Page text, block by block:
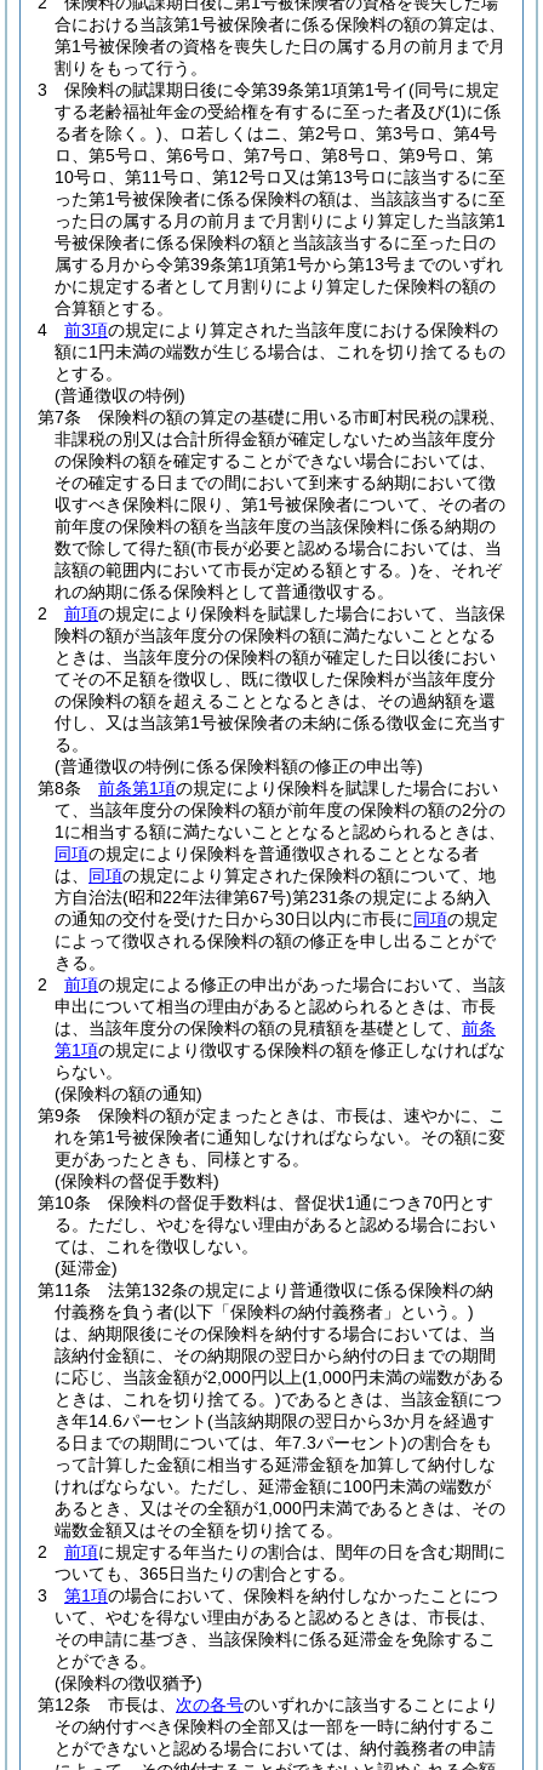
合における当該第1号被保険者に係る保険料の額の算定は、
第1号被保険者の資格を喪失した日の属する月の前月まで月
割りをもって行う。
3
保険料の賦課期日後に令第39条第1項第1号イ(同号に規定
する老齢福祉年金の受給権を有するに至った者及び(1)に係
る者を除く。) 、ロ若しくはニ、第2号ロ、第3号ロ、第4号
ロ、第5号ロ、第6号ロ、第7号ロ、第8号ロ、第9号ロ、第
10号ロ、第11号ロ、第12号ロ又は第13号ロに該当するに至
った第1号被保険者に係る保険料の額は、当該該当するに至
った日の属する月の前月まで月割りにより算定した当該第1
号被保険者に係る保険料の額と当該該当するに至った日の
属する月から令第39条第1項第1号から第13号までのいずれ
かに規定する者として月割りにより算定した保険料の額の
合算額とする。
4
前3項の規定により算定された当該年度における保険料の
額に1円未満の端数が生じる場合は、これを切り捨てるもの
とする。
(普通徴収の特例)
第7条
保険料の額の算定の基礎に用いる市町村民税の課税、
非課税の別又は合計所得金額が確定しないため当該年度分
の保険料の額を確定することができない場合においては、
その確定する日までの間において到来する納期において徴
収すべき保険料に限り、第1号被保険者について、その者の
前年度の保険料の額を当該年度の当該保険料に係る納期の
数で除して得た額(市長が必要と認める場合においては、当
該額の範囲内において市長が定める額とする。)を、それぞ
れの納期に係る保険料として普通徴収する。
2
前項の規定により保険料を賦課した場合において、当該保
険料の額が当該年度分の保険料の額に満たないこととなる
ときは、当該年度分の保険料の額が確定した日以後におい
てその不足額を徴収し、既に徴収した保険料が当該年度分
の保険料の額を超えることとなるときは、その過納額を還
付し、又は当該第1号被保険者の未納に係る徴収金に充当す
る。
(普通徴収の特例に係る保険料額の修正の申出等)
第8条
前条第1項の規定により保険料を賦課した場合におい
て、当該年度分の保険料の額が前年度の保険料の額の2分の
1に相当する額に満たないこととなると認められるときは、
同項の規定により保険料を普通徴収されることとなる者
は、 同項の規定により算定された保険料の額について、地
方自治法(昭和22年法律第67号)第231条の規定による納入
の通知の交付を受けた日から30日以内に市長に同項の規定
によって徴収される保険料の額の修正を申し出ることがで
きる。
2
前項の規定による修正の申出があった場合において、当該
申出について相当の理由があると認められるときは、市長
は、当該年度分の保険料の額の見積額を基礎として、 前条
第1項の規定により徴収する保険料の額を修正しなければな
らない。
(保険料の額の通知)
第9条
保険料の額が定まったときは、市長は、速やかに、こ
れを第1号被保険者に通知しなければならない。 その額に変
更があったときも、同様とする。
(保険料の督促手数料)
第10条
保険料の督促手数料は、督促状1通につき70円とす
る。 ただし、やむを得ない理由があると認める場合におい
ては、これを徴収しない。
(延滞金)
第11条
法第132条の規定により普通徴収に係る保険料の納
付義務を負う者(以下「保険料の納付義務者」という。)
は、納期限後にその保険料を納付する場合においては、当
該納付金額に、その納期限の翌日から納付の日までの期間
に応じ、当該金額が2,000円以上(1,000円未満の端数がある
ときは、これを切り捨てる。)であるときは、当該金額につ
き年14.6パーセント(当該納期限の翌日から3か月を経過す
る日までの期間については、年7.3パーセント)の割合をも
って計算した金額に相当する延滞金額を加算して納付しな
ければならない。 ただし、延滞金額に100円未満の端数が
あるとき、又はその全額が1,000円未満であるときは、その
端数金額又はその全額を切り捨てる。
2
前項に規定する年当たりの割合は、閏年の日を含む期間に
ついても、365日当たりの割合とする。
3
第1項の場合において、保険料を納付しなかったことにつ
いて、やむを得ない理由があると認めるときは、市長は、
その申請に基づき、当該保険料に係る延滞金を免除するこ
とができる。
(保険料の徴収猶予)
第12条
市長は、 次の各号のいずれかに該当することにより
その納付すべき保険料の全部又は一部を一時に納付するこ
とができないと認める場合においては、納付義務者の申請